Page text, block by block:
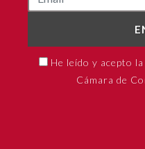
He leído y acepto
Cámara de